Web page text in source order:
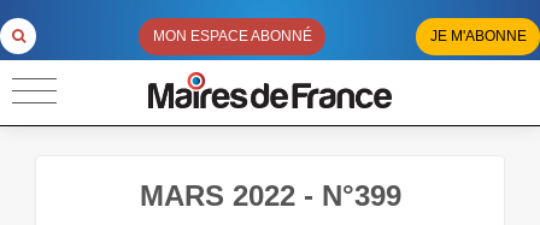
MON ESPACE ABONNÉ JE M'ABONNE
MARS 2022 - N°399